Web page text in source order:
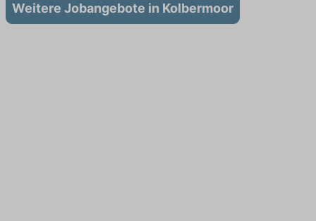
Weitere Jobangebote in Kolbermoor